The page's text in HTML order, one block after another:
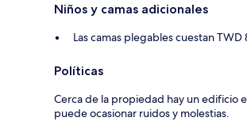
Niños y camas adicionales
Las camas plegables cuestan
Políticas
Cerca de la propiedad hay un edificio
puede ocasionar ruidos y molestias.